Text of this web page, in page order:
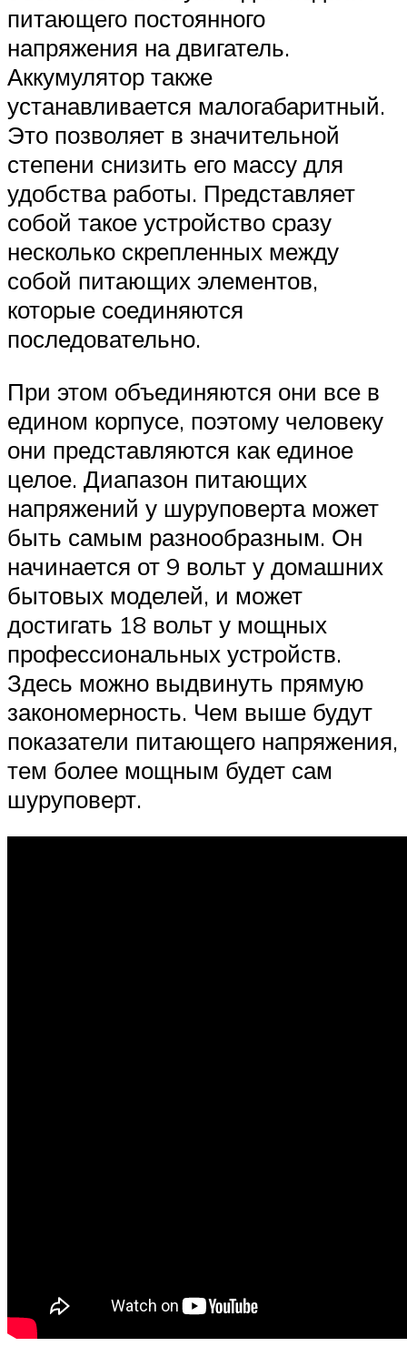
питающего постоянного
напряжения на двигатель.
Аккумулятор также
устанавливается малогабаритный.
Это позволяет в значительной
степени снизить его массу для
удобства работы. Представляет
собой такое устройство сразу
несколько скрепленных между
собой питающих элементов,
которые соединяются
последовательно.
При этом объединяются они все в
едином корпусе, поэтому человеку
они представляются как единое
целое. Диапазон питающих
напряжений у шуруповерта может
быть самым разнообразным. Он
начинается от 9 вольт у домашних
бытовых моделей, и может
достигать 18 вольт у мощных
профессиональных устройств.
Здесь можно выдвинуть прямую
закономерность. Чем выше будут
показатели питающего напряжения,
тем более мощным будет сам
шуруповерт.